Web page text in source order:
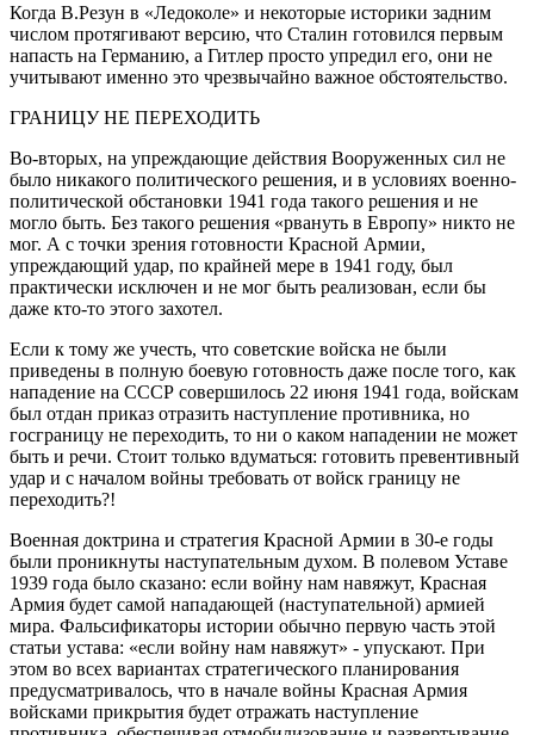
Когда В.Резун в «Ледоколе» и некоторые историки задним
числом протягивают версию, что Сталин готовился первым
напасть на Германию, а Гитлер просто упредил его, они не
учитывают именно это чрезвычайно важное обстоятельство.
ГРАНИЦУ НЕ ПЕРЕХОДИТЬ
Во-вторых, на упреждающие действия Вооруженных сил не
было никакого политического решения, и в условиях военно-
политической обстановки 1941 года такого решения и не
могло быть. Без такого решения «рвануть в Европу» никто не
мог. А с точки зрения готовности Красной Армии,
упреждающий удар, по крайней мере в 1941 году, был
практически исключен и не мог быть реализован, если бы
даже кто-то этого захотел.
Если к тому же учесть, что советские войска не были
приведены в полную боевую готовность даже после того, как
нападение на СССР совершилось 22 июня 1941 года, войскам
был отдан приказ отразить наступление противника, но
госграницу не переходить, то ни о каком нападении не может
быть и речи. Стоит только вдуматься: готовить превентивный
удар и с началом войны требовать от войск границу не
переходить?!
Военная доктрина и стратегия Красной Армии в 30-е годы
были проникнуты наступательным духом. В полевом Уставе
1939 года было сказано: если войну нам навяжут, Красная
Армия будет самой нападающей (наступательной) армией
мира. Фальсификаторы истории обычно первую часть этой
статьи устава: «если войну нам навяжут» - упускают. При
этом во всех вариантах стратегического планирования
предусматривалось, что в начале войны Красная Армия
войсками прикрытия будет отражать наступление